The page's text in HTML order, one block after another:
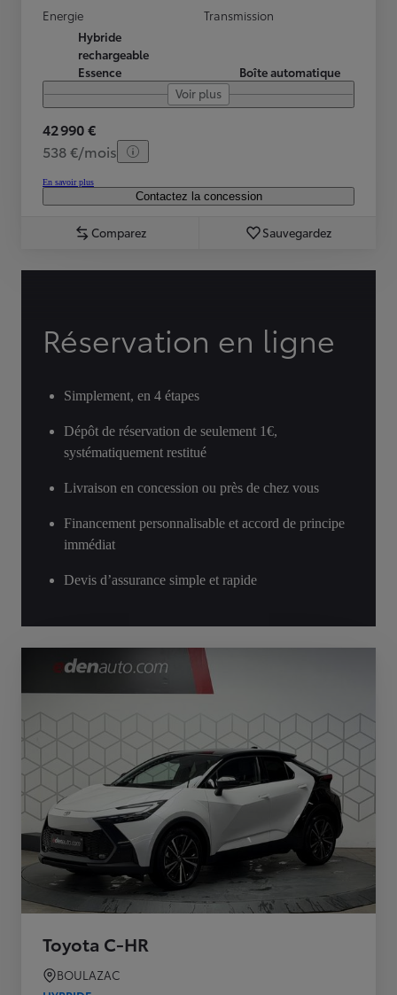
Energie
Hybride
rechargeable
Essence
Transmission
Boîte automatique
Voir plus
42 990 €
538 €/mois
En savoir plus
Contactez la concession
Comparez Sauvegardez
Réservation en ligne
Simplement, en 4 étapes
Dépôt de réservation de seulement 1€,
systématiquement restitué
Livraison en concession ou près de chez vous
Financement personnalisable et accord de principe
immédiat
Devis d’assurance simple et rapide
Toyota C-HR
BOULAZAC